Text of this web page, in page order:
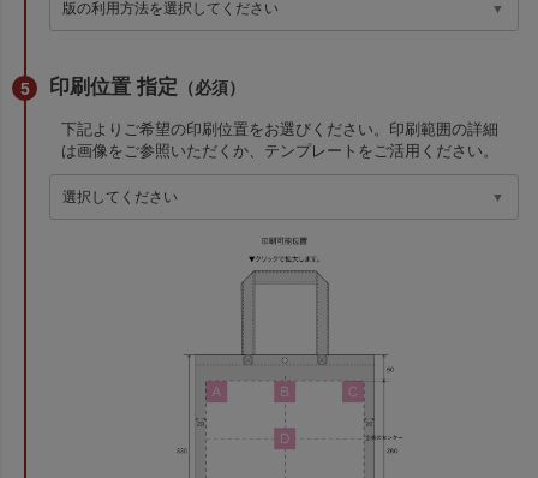
印刷位置 指定 （必須）
下記よりご希望の印刷位置をお選びください。印刷範囲の詳細
は画像をご参照いただくか、テンプレートをご活用ください。